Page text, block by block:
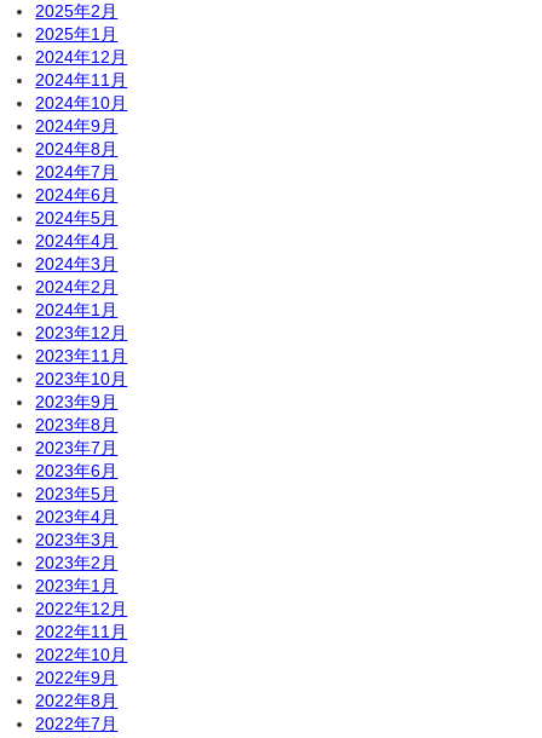
2025年2月
2025年1月
2024年12月
2024年11月
2024年10月
2024年9月
2024年8月
2024年7月
2024年6月
2024年5月
2024年4月
2024年3月
2024年2月
2024年1月
2023年12月
2023年11月
2023年10月
2023年9月
2023年8月
2023年7月
2023年6月
2023年5月
2023年4月
2023年3月
2023年2月
2023年1月
2022年12月
2022年11月
2022年10月
2022年9月
2022年8月
2022年7月